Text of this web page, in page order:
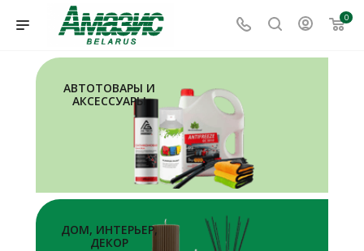
0
АВТОТОВАРЫ И
АКСЕССУАРЫ
ДОМ, ИНТЕРЬЕР,
ДЕКОР